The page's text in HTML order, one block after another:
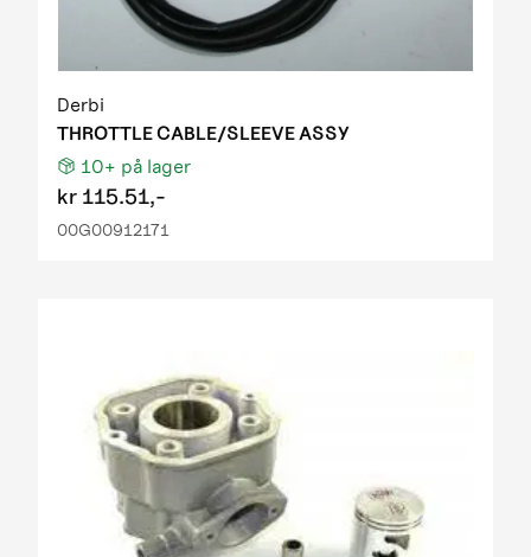
Derbi
THROTTLE CABLE/SLEEVE ASSY
10+ på lager
kr 115.51,-
00G00912171